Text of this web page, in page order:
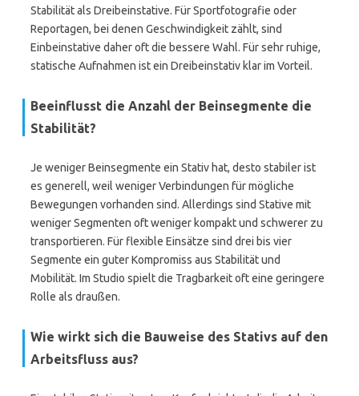
Stabilität als Dreibeinstative. Für Sportfotografie oder
Reportagen, bei denen Geschwindigkeit zählt, sind
Einbeinstative daher oft die bessere Wahl. Für sehr ruhige,
statische Aufnahmen ist ein Dreibeinstativ klar im Vorteil.
Beeinflusst die Anzahl der Beinsegmente die
Stabilität?
Je weniger Beinsegmente ein Stativ hat, desto stabiler ist
es generell, weil weniger Verbindungen für mögliche
Bewegungen vorhanden sind. Allerdings sind Stative mit
weniger Segmenten oft weniger kompakt und schwerer zu
transportieren. Für flexible Einsätze sind drei bis vier
Segmente ein guter Kompromiss aus Stabilität und
Mobilität. Im Studio spielt die Tragbarkeit oft eine geringere
Rolle als draußen.
Wie wirkt sich die Bauweise des Stativs auf den
Arbeitsfluss aus?